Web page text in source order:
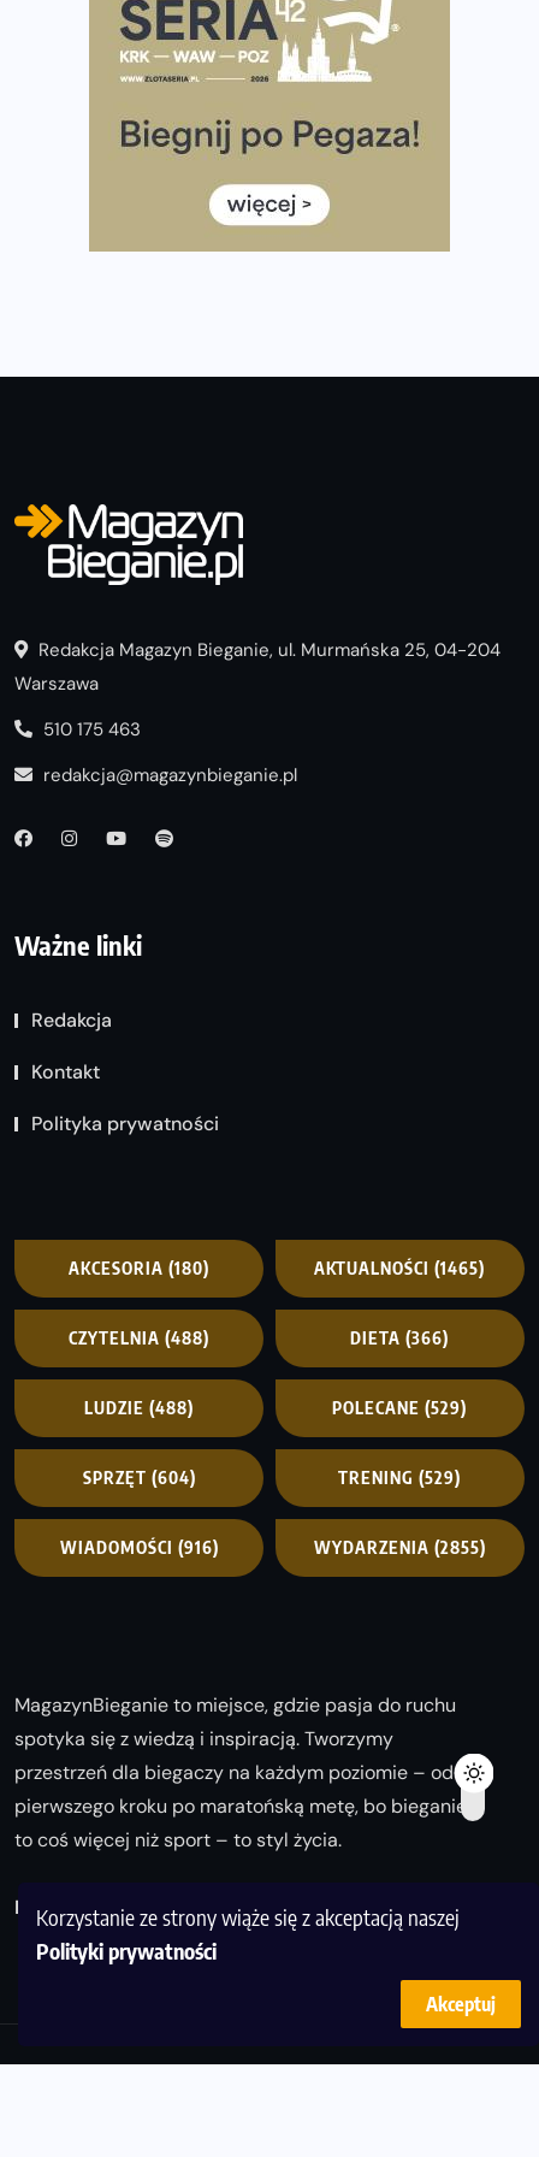
Korzystanie ze strony wiąże się z akceptacją naszej
Polityki prywatności
Akceptuj
Tętno vs tempo – czym kierować się w bieganiu?
Co ma dużo białka? Produkty, które warto włączyć do
Rozbiegany Olsztyn szykuje się na weekend z
Już w tę sobotę 35. Bieg Powstania Warszawskiego.
Wystartuje rekordowa liczba uczestników
Redakcja Magazyn Bieganie, ul. Murmańska 25, 04-204
Warszawa
510 175 463
redakcja@magazynbieganie.pl
Ważne linki
Redakcja
Kontakt
Polityka prywatności
AKCESORIA (180) AKTUALNOŚCI (1465)
CZYTELNIA (488) DIETA (366)
LUDZIE (488) POLECANE (529)
SPRZĘT (604) TRENING (529)
WIADOMOŚCI (916) WYDARZENIA (2855)
MagazynBieganie to miejsce, gdzie pasja do ruchu
spotyka się z wiedzą i inspiracją. Tworzymy
przestrzeń dla biegaczy na każdym poziomie – od
pierwszego kroku po maratońską metę, bo bieganie
to coś więcej niż sport – to styl życia.
Biegaj z nami i odkrywaj swoją najlepszą wersję!